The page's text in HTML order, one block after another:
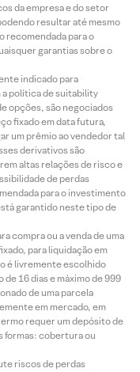
da empresa e do setor
resultar até mesmo
recomendada para o
garantias sobre o
indicado para
política de suitability
opções, são negociados
fixado em data futura,
um prêmio ao vendedor tal
derivativos são
altas relações de risco e
de perdas
para o investimento
garantido neste tipo de
compra ou a venda de uma
para liquidação em
é livremente escolhido
16 dias e máximo de 999
de uma parcela
em mercado, em
requer um depósito de
formas: cobertura ou
riscos de perdas